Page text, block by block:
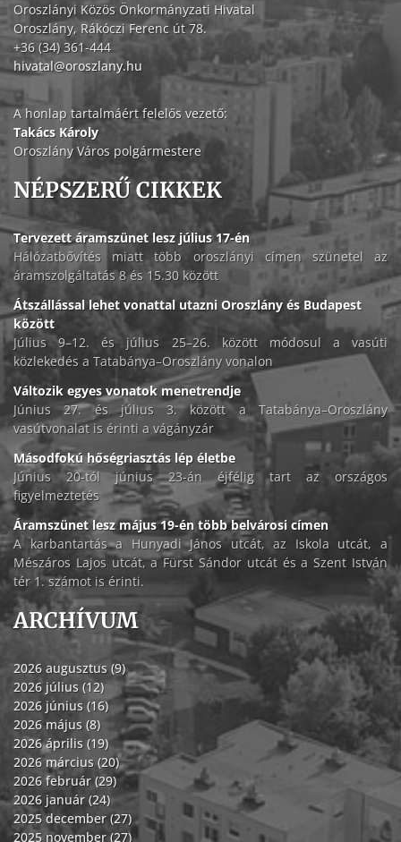
Oroszlányi Közös Önkormányzati Hivatal
Oroszlány, Rákóczi Ferenc út 78.
+36 (34) 361-444
hivatal@oroszlany.hu
A honlap tartalmáért felelős vezető:
Takács Károly
Oroszlány Város polgármestere
NÉPSZERŰ CIKKEK
Tervezett áramszünet lesz július 17-én
Hálózatbővítés miatt több oroszlányi címen szünetel az
áramszolgáltatás 8 és 15.30 között
Átszállással lehet vonattal utazni Oroszlány és Budapest
között
Július 9–12. és július 25–26. között módosul a vasúti
közlekedés a Tatabánya–Oroszlány vonalon
Változik egyes vonatok menetrendje
Június 27. és július 3. között a Tatabánya–Oroszlány
vasútvonalat is érinti a vágányzár
Másodfokú hőségriasztás lép életbe
Június 20-tól június 23-án éjfélig tart az országos
figyelmeztetés
Áramszünet lesz május 19-én több belvárosi címen
A karbantartás a Hunyadi János utcát, az Iskola utcát, a
Mészáros Lajos utcát, a Fürst Sándor utcát és a Szent István
tér 1. számot is érinti.
ARCHÍVUM
2026 augusztus (9)
2026 július (12)
2026 június (16)
2026 május (8)
2026 április (19)
2026 március (20)
2026 február (29)
2026 január (24)
2025 december (27)
2025 november (27)